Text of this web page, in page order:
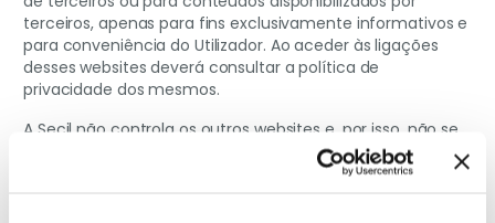
terceiros, apenas para fins exclusivamente informativos e
para conveniência do Utilizador. Ao aceder às ligações
desses websites deverá consultar a política de
privacidade dos mesmos.
A Secil não controla os outros websites e, por isso, não se
responsabiliza pelos mesmos ou pelos respetivos
conteúdos, ou produtos, ou quaisquer danos, ou prejuízos